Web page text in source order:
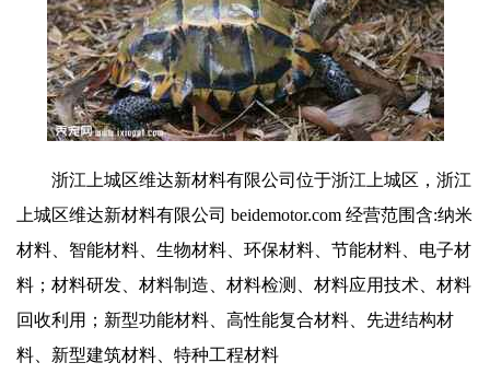
浙江上城区维达新材料有限公司位于浙江上城区，浙江
上城区维达新材料有限公司 beidemotor.com 经营范围含:纳米
材料、智能材料、生物材料、环保材料、节能材料、电子材
料；材料研发、材料制造、材料检测、材料应用技术、材料
回收利用；新型功能材料、高性能复合材料、先进结构材
料、新型建筑材料、特种工程材料